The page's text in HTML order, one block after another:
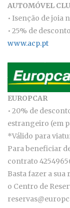
AUTOMÓVEL
• Isenção de joia
• 25% de
www.acp.pt
EUROPCAR
• 20% de
estrangeiro (em
*Válido para
Para beneficiar
contrato
Basta fazer a sua
o Centro de